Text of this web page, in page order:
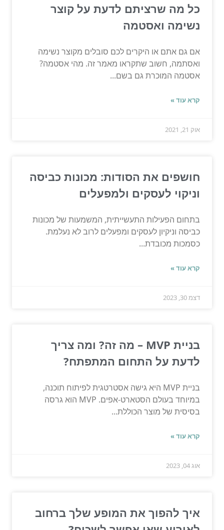
כל מה שרציתם לדעת על קוצר
נשימה ואסטמה
אם גם אתם או היקרים לכם סובלים מקוצר נשימה
ואסתמה, חשוב שתקראו מאמר זה. מהי אסטמה?
אסטמה המוכרת גם בשם...
קרא עוד »
אוק 21, 2021
חושפים את הסודות: מכונות כביסה
וניקוי לעסקים ולמפעלים
בתחום הפעילות התעשייתית, המשמעות של מכונות
כביסה וניקיון לעסקים ומפעלים לרוב לא נעלמת.
כסמכות מכובדת...
קרא עוד »
דצמ 30, 2023
בניית MVP – מה זה? ומה צריך
לדעת על התחום המתפתח?
בניית MVP היא גישה אסטרטגית לפיתוח תוכנה,
במיוחד בעולם הסטארט-אפים. MVP הוא גרסה
בסיסית של מוצר הכוללת...
קרא עוד »
אוג 04, 2023
איך להפוך את המופע שלך ברחוב